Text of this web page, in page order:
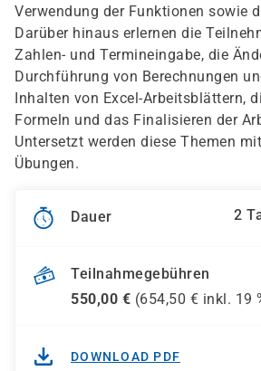
Verwendung der Funktionen sowie
Darüber hinaus erlernen die
Zahlen- und Termineingabe, die
Durchführung von Berechnungen
Inhalten von Excel-Arbeitsblättern,
Formeln und das Finalisieren der
Untersetzt werden diese Themen
Übungen.
Dauer 2
Teilnahmegebühren
550,00 € (654,50 € inkl. 19
DOWNLOAD PDF